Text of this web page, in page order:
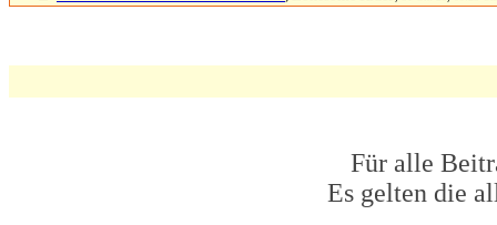
Für alle
Es gelten die